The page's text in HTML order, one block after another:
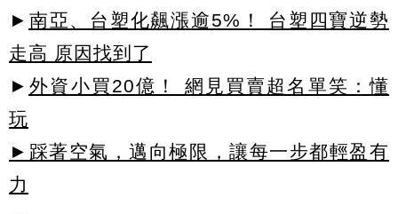
► 南亞、台塑化飆漲逾5%！ 台塑四寶逆勢
走高 原因找到了
► 外資小買20億！ 網見買賣超名單笑：懂
玩
►踩著空氣，邁向極限，讓每一步都輕盈有
力